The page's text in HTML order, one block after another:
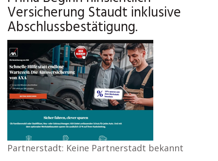
Versicherung Staudt inklusive
Abschlussbestätigung.
Partnerstadt: Keine Partnerstadt bekannt